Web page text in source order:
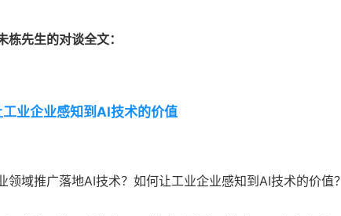
栋先生的对谈全文：
业企业感知到AI技术的价值
领域推广落地AI技术？如何让工业企业感知到AI技术的价值？